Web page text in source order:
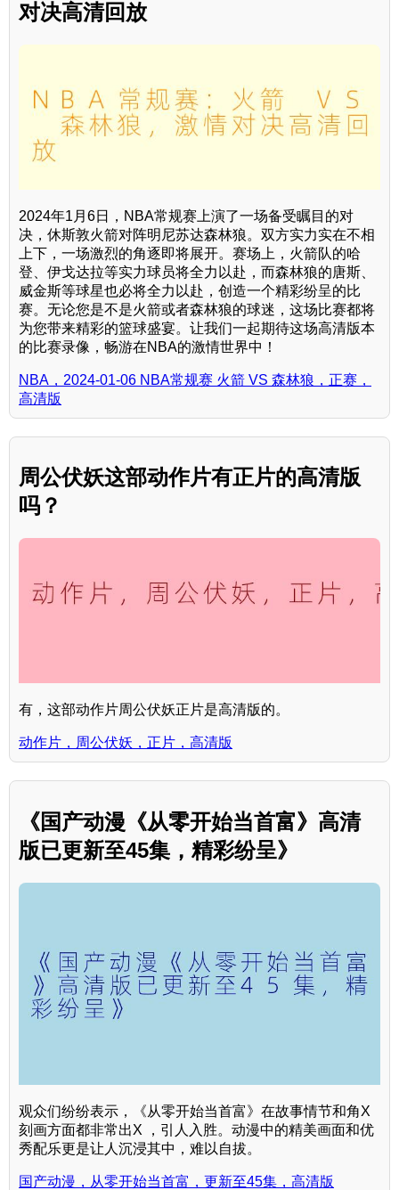
对决高清回放
2024年1月6日，NBA常规赛上演了一场备受瞩目的对
决，休斯敦火箭对阵明尼苏达森林狼。双方实力实在不相
上下，一场激烈的角逐即将展开。赛场上，火箭队的哈
登、伊戈达拉等实力球员将全力以赴，而森林狼的唐斯、
威金斯等球星也必将全力以赴，创造一个精彩纷呈的比
赛。无论您是不是火箭或者森林狼的球迷，这场比赛都将
为您带来精彩的篮球盛宴。让我们一起期待这场高清版本
的比赛录像，畅游在NBA的激情世界中！
NBA，2024-01-06 NBA常规赛 火箭 VS 森林狼，正赛，
高清版
周公伏妖这部动作片有正片的高清版
吗？
有，这部动作片周公伏妖正片是高清版的。
动作片，周公伏妖，正片，高清版
《国产动漫《从零开始当首富》高清
版已更新至45集，精彩纷呈》
观众们纷纷表示，《从零开始当首富》在故事情节和角X
刻画方面都非常出X ，引人入胜。动漫中的精美画面和优
秀配乐更是让人沉浸其中，难以自拔。
国产动漫，从零开始当首富，更新至45集，高清版